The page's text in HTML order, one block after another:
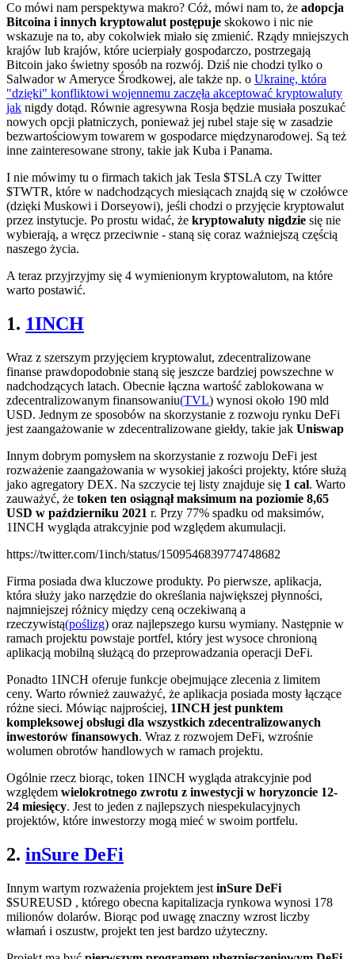
Co mówi nam perspektywa makro? Cóż, mówi nam to, że adopcja
Bitcoina i innych kryptowalut postępuje skokowo i nic nie
wskazuje na to, aby cokolwiek miało się zmienić. Rządy mniejszych
krajów lub krajów, które ucierpiały gospodarczo, postrzegają
Bitcoin jako świetny sposób na rozwój. Dziś nie chodzi tylko o
Salwador w Ameryce Środkowej, ale także np. o Ukrainę, która
"dzięki" konfliktowi wojennemu zaczęła akceptować kryptowaluty
jak nigdy dotąd. Równie agresywna Rosja będzie musiała poszukać
nowych opcji płatniczych, ponieważ jej rubel staje się w zasadzie
bezwartościowym towarem w gospodarce międzynarodowej. Są też
inne zainteresowane strony, takie jak Kuba i Panama.
I nie mówimy tu o firmach takich jak Tesla $TSLA czy Twitter
$TWTR, które w nadchodzących miesiącach znajdą się w czołówce
(dzięki Muskowi i Dorseyowi), jeśli chodzi o przyjęcie kryptowalut
przez instytucje. Po prostu widać, że kryptowaluty nigdzie się nie
wybierają, a wręcz przeciwnie - staną się coraz ważniejszą częścią
naszego życia.
A teraz przyjrzyjmy się 4 wymienionym kryptowalutom, na które
warto postawić.
1. 1INCH
Wraz z szerszym przyjęciem kryptowalut, zdecentralizowane
finanse prawdopodobnie staną się jeszcze bardziej powszechne w
nadchodzących latach. Obecnie łączna wartość zablokowana w
zdecentralizowanym finansowaniu(TVL) wynosi około 190 mld
USD. Jednym ze sposobów na skorzystanie z rozwoju rynku DeFi
jest zaangażowanie w zdecentralizowane giełdy, takie jak Uniswap
Innym dobrym pomysłem na skorzystanie z rozwoju DeFi jest
rozważenie zaangażowania w wysokiej jakości projekty, które służą
jako agregatory DEX. Na szczycie tej listy znajduje się 1 cal. Warto
zauważyć, że token ten osiągnął maksimum na poziomie 8,65
USD w październiku 2021 r. Przy 77% spadku od maksimów,
1INCH wygląda atrakcyjnie pod względem akumulacji.
https://twitter.com/1inch/status/1509546839774748682
Firma posiada dwa kluczowe produkty. Po pierwsze, aplikacja,
która służy jako narzędzie do określania największej płynności,
najmniejszej różnicy między ceną oczekiwaną a
rzeczywistą(poślizg) oraz najlepszego kursu wymiany. Następnie w
ramach projektu powstaje portfel, który jest wysoce chronioną
aplikacją mobilną służącą do przeprowadzania operacji DeFi.
Ponadto 1INCH oferuje funkcje obejmujące zlecenia z limitem
ceny. Warto również zauważyć, że aplikacja posiada mosty łączące
różne sieci. Mówiąc najprościej, 1INCH jest punktem
kompleksowej obsługi dla wszystkich zdecentralizowanych
inwestorów finansowych. Wraz z rozwojem DeFi, wzrośnie
wolumen obrotów handlowych w ramach projektu.
Ogólnie rzecz biorąc, token 1INCH wygląda atrakcyjnie pod
względem wielokrotnego zwrotu z inwestycji w horyzoncie 12-
24 miesięcy. Jest to jeden z najlepszych niespekulacyjnych
projektów, które inwestorzy mogą mieć w swoim portfelu.
2. inSure DeFi
Innym wartym rozważenia projektem jest inSure DeFi
$SUREUSD , którego obecna kapitalizacja rynkowa wynosi 178
milionów dolarów. Biorąc pod uwagę znaczny wzrost liczby
włamań i oszustw, projekt ten jest bardzo użyteczny.